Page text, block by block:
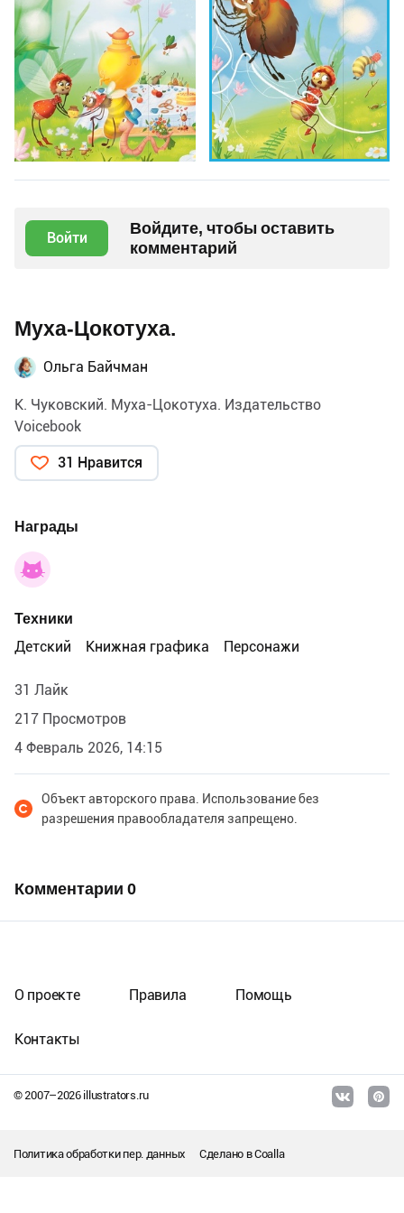
Войти
Войдите, чтобы оставить
комментарий
Муха-Цокотуха.
Ольга Байчман
К. Чуковский. Муха-Цокотуха. Издательство
Voicebook
31 Нравится
Награды
Техники
Детский
Книжная графика Персонажи
31 Лайк
217 Просмотров
4 Февраль 2026, 14:15
Объект авторского права. Использование без
разрешения правообладателя запрещено.
Комментарии 0
© 2007–2026illustrators.ru
О проекте Правила Помощь
Контакты
Политика обработки пер. данных Сделано вCoalla